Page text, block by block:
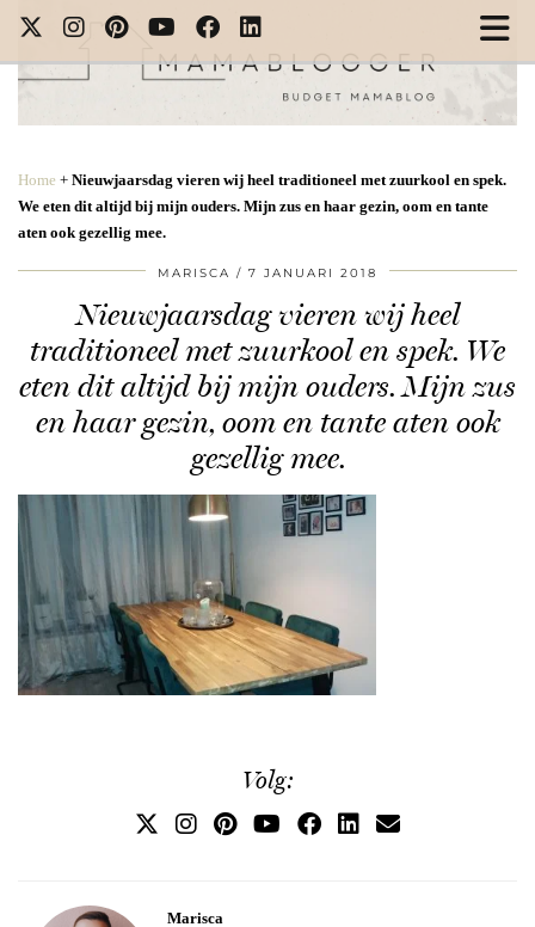
Home + Nieuwjaarsdag vieren wij heel traditioneel met zuurkool en spek.
We eten dit altijd bij mijn ouders. Mijn zus en haar gezin, oom en tante
aten ook gezellig mee.
MARISCA 7 JANUARI 2018
Nieuwjaarsdag vieren wij heel
traditioneel met zuurkool en spek. We
eten dit altijd bij mijn ouders. Mijn zus
en haar gezin, oom en tante aten ook
gezellig mee.
Volg:
Marisca